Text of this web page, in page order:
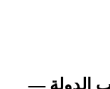
الدولة —